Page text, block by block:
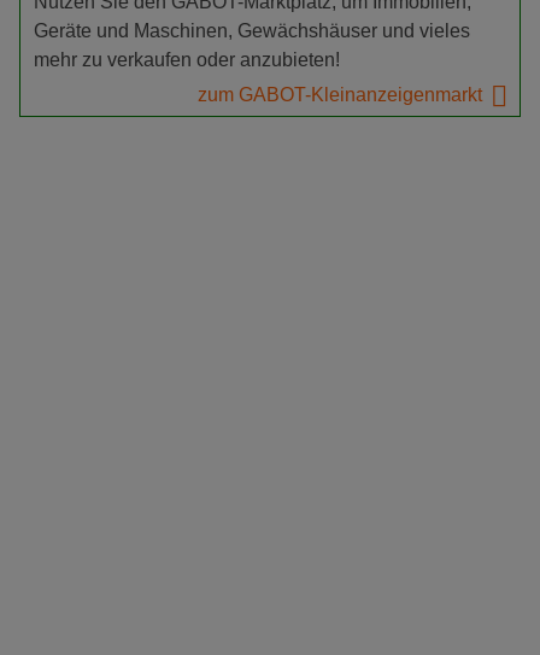
Geräte und Maschinen, Gewächshäuser und vieles
mehr zu verkaufen oder anzubieten!
zum GABOT-Kleinanzeigenmarkt